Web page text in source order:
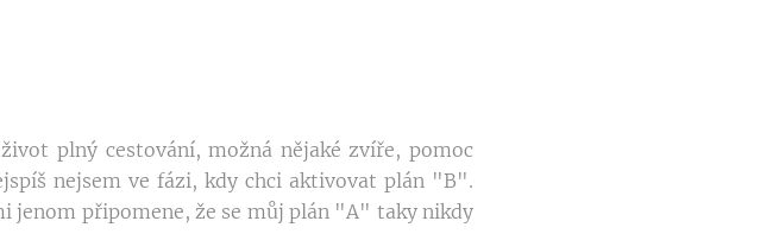
plný cestování, možná nějaké zvíře, pomoc
nejsem ve fázi, kdy chci aktivovat plán "B".
jenom připomene, že se můj plán "A" taky nikdy